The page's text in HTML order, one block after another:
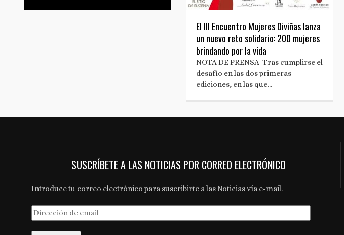
El III Encuentro Mujeres Diviñas lanza
un nuevo reto solidario: 200 mujeres
brindando por la vida
NOTA DE PRENSA Tras cumplirse el
desafío en las dos primeras
ediciones, en las que…
SUSCRÍBETE A LAS NOTICIAS POR CORREO ELECTRÓNICO
Introduce tu correo electrónico para suscribirte a las Noticias vía e-mail.
Dirección
de